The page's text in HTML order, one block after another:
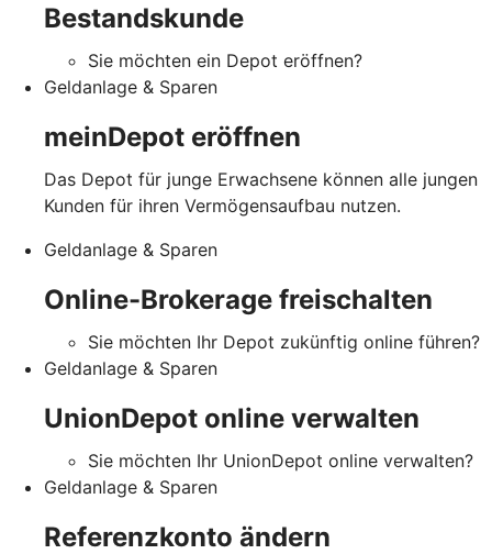
Bestandskunde
Sie möchten ein Depot eröffnen?
Geldanlage & Sparen
meinDepot eröffnen
Das Depot für junge Erwachsene können alle jungen
Kunden für ihren Vermögensaufbau nutzen.
Geldanlage & Sparen
Online-Brokerage freischalten
Sie möchten Ihr Depot zukünftig online führen?
Geldanlage & Sparen
UnionDepot online verwalten
Sie möchten Ihr UnionDepot online verwalten?
Geldanlage & Sparen
Referenzkonto ändern